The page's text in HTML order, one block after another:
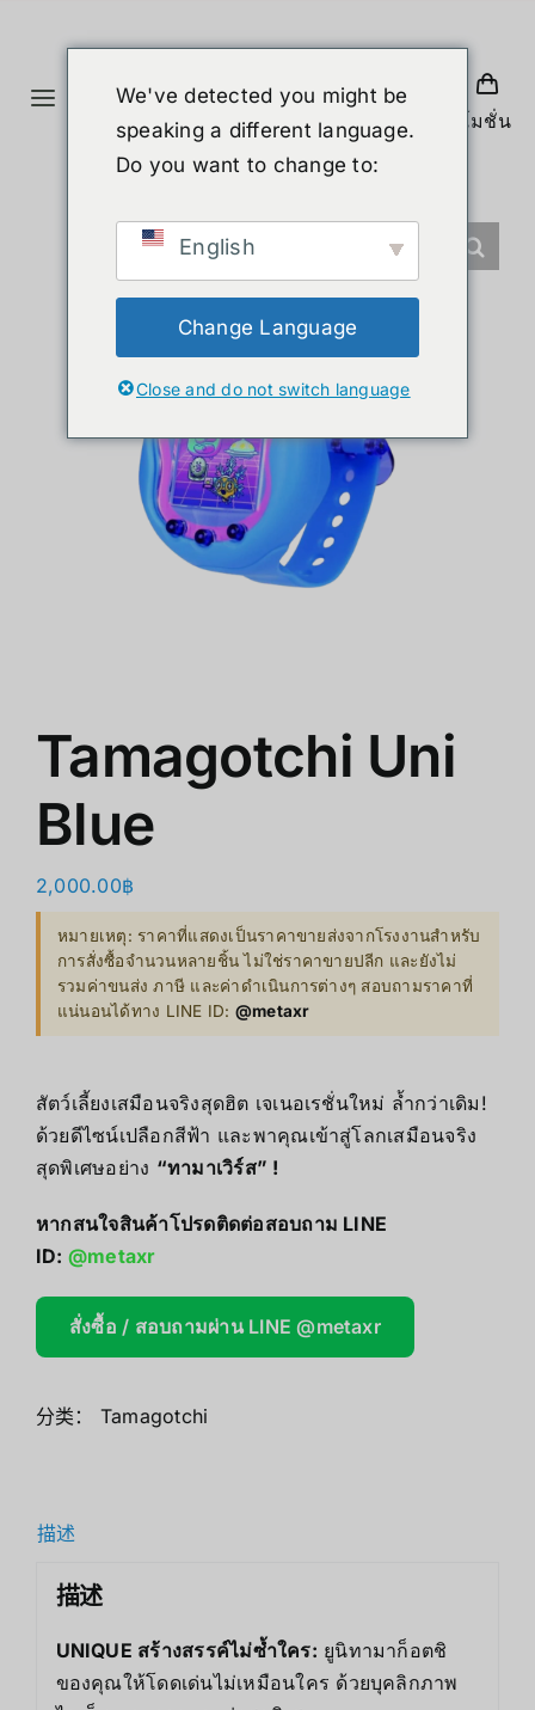
Toggle
Navigation
โปรโมชั่น
Tamagotchi Uni
Blue
2,000.00฿
หมายเหตุ: ราคาที่แสดงเป็นราคาขายส่งจากโรงงานสำหรับ
การสั่งซื้อจำนวนหลายชิ้น ไม่ใช่ราคาขายปลีก และยังไม่
รวมค่าขนส่ง ภาษี และค่าดำเนินการต่างๆ สอบถามราคาที่
แน่นอนได้ทาง LINE ID: @metaxr
สัตว์เลี้ยงเสมือนจริงสุดฮิต เจเนอเรชั่นใหม่ ล้ำกว่าเดิม!
ด้วยดีไซน์เปลือกสีฟ้า และพาคุณเข้าสู่โลกเสมือนจริง
สุดพิเศษอย่าง “ทามาเวิร์ส” !
หากสนใจสินค้าโปรดติดต่อสอบถาม LINE
ID: @metaxr
สั่งซื้อ / สอบถามผ่าน LINE @metaxr
分类： Tamagotchi
描述
描述
UNIQUE สร้างสรรค์ไม่ซ้ำใคร: ยูนิทามาก็อตชิ
ของคุณให้โดดเด่นไม่เหมือนใคร ด้วยบุคลิกภาพ
We've detected you might be
speaking a different language.
Do you want to change to:
English
Change Language
Close and do not switch language